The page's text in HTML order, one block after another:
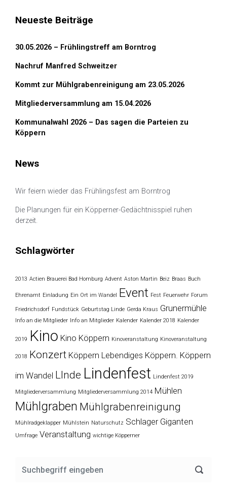
Neueste Beiträge
30.05.2026 – Frühlingstreff am Borntrog
Nachruf Manfred Schweitzer
Kommt zur Mühlgrabenreinigung am 23.05.2026
Mitgliederversammlung am 15.04.2026
Kommunalwahl 2026 – Das sagen die Parteien zu
Köppern
News
Wir feiern wieder das Frühlingsfest am Borntrog
Die Planungen für ein Köpperner-Gedächtnisspiel ruhen
derzeit.
Schlagwörter
2013 Actien Brauerei Bad Homburg Advent Aston Martin Beiz Braas Buch
Ehrenamt Einladung Ein Ort im Wandel Event Fest Feuerwehr Forum
Friedrichsdorf Fundstück Geburtstag Linde Gerda Kraus Grunermühle
Info an die Mitglieder Info an Mitglieder Kalender Kalender 2018 Kalender
2019 Kino Kino Köppern Kinoveranstaltung Kinoveranstaltung
2018 Konzert Köppern Lebendiges Köppern. Köppern
im Wandel LInde Lindenfest Lindenfest 2019
Mitgliederversammlung Mitgliederversammlung 2014 Mühlen
Mühlgraben Mühlgrabenreinigung
Mühlradgeklapper Mühlstein Naturschutz Schlager Giganten
Umfrage Veranstaltung wichtige Köpperner